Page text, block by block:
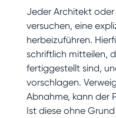
Jeder Architekt
versuchen, eine
herbeizuführen.
schriftlich mitteilen,
fertiggestellt sind,
vorschlagen.
Abnahme, kann der
Ist diese ohne